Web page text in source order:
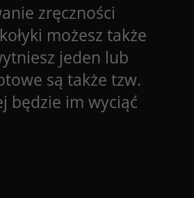
zręczności
możesz także
jeden lub
są także tzw.
będzie im wyciąć